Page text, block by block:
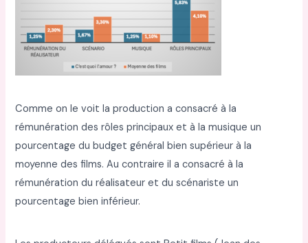
Comme on le voit la production a consacré à la
rémunération des rôles principaux et à la musique un
pourcentage du budget général bien supérieur à la
moyenne des films. Au contraire il a consacré à la
rémunération du réalisateur et du scénariste un
pourcentage bien inférieur.